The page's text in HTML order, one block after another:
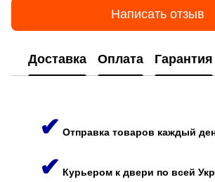
Написать отзыв
Доставка Оплата Гарантия
✔ Отправка товаров каждый
✔ Курьером к двери по всей